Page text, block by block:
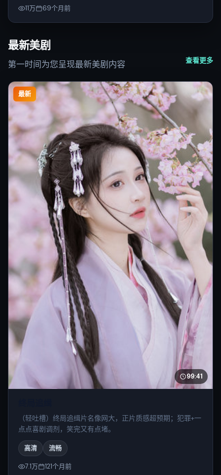
11万 69个月前
最新美剧
第一时间为您呈现最新美剧内容 查看更多
最新
99:41
（轻吐槽）终局追缉片名像网大，正片质感超预期；犯罪+一
点点喜剧调剂，笑完又有点堵。
高清 流畅
7.1万 121个月前